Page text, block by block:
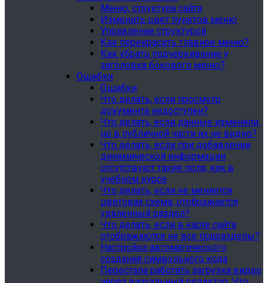
Меню, структура сайта
Изменить цвет пунктов меню
Управление структурой
Как перекрасить главное меню?
Как убрать подчеркивание у
заголовка бокового меню?
Ошибки
Ошибки
Что делать, если просмотр
документа недоступен?
Что делать, если данные изменяли,
но в публичной части их не видно?
Что делать, если при добавлении
динамической информации
отсутствуют такие поля, как в
учебном курсе
Что делать, если не меняется
цветовая схема, отображается
удаленный раздел?
Что делать, если в карте сайта
отображаются не все подразделы?
Настройка автоматического
создания символьного кода
Перестала работать загрузка видео